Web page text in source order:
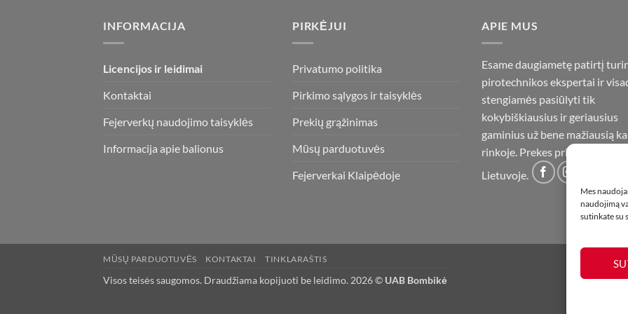
Mes
naudojimą
sutinkate su
INFORMACIJA
Licencijos ir leidimai
Kontaktai
Fejerverkų naudojimo taisyklės
Informacija apie balionus
PIRKĖJUI
Privatumo politika
Pirkimo sąlygos ir taisyklės
Prekių grąžinimas
Mūsų parduotuvės
Fejerverkai Klaipėdoje
APIE MUS
Esame daugiametę patirtį
pirotechnikos ekspertai ir
stengiamės pasiūlyti tik
kokybiškiausius ir geriausius
gaminius už bene mažiausią
rinkoje. Prekes pristatome
Lietuvoje.
MŪSŲ PARDUOTUVĖS KONTAKTAI TINKLARAŠTIS
Visos teisės saugomos. Draudžiama kopijuoti be leidimo. 2026 © UAB Bombikė